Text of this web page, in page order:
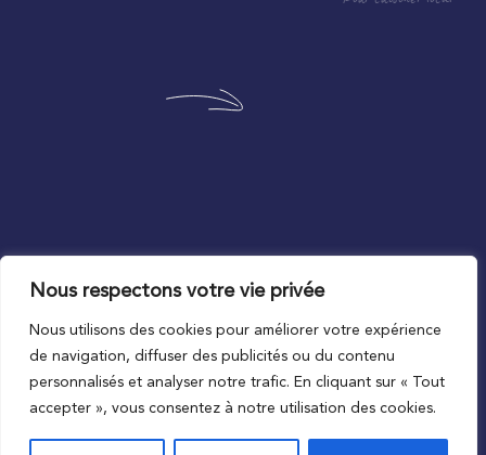
Nous respectons votre vie privée
Nous utilisons des cookies pour améliorer votre expérience
de navigation, diffuser des publicités ou du contenu
personnalisés et analyser notre trafic. En cliquant sur « Tout
accepter », vous consentez à notre utilisation des cookies.
Au plus proche du local